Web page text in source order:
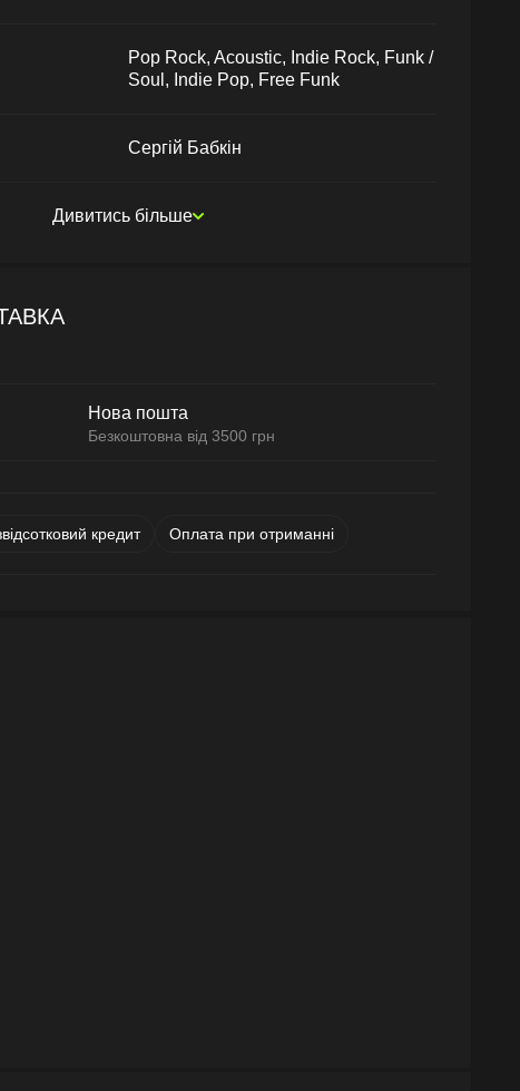
Pop Rock, Acoustic, Indie Rock, Funk /
Soul, Indie Pop, Free Funk
Сергій Бабкін
Дивитись більше
Нова пошта
Безкоштовна від 3500 грн
кредит Оплата при отриманні